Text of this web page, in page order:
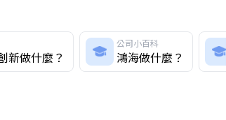
新做什麼？
公司小百科
鴻海做什麼？